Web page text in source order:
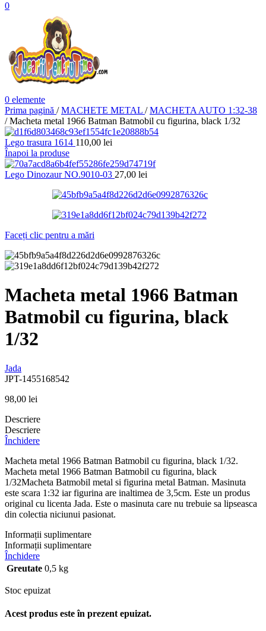
0
0 elemente
Prima pagină / MACHETE METAL / MACHETA AUTO 1:32-38
/ Macheta metal 1966 Batman Batmobil cu figurina, black 1/32
Lego trasura 1614 110,00 lei
Înapoi la produse
Lego Dinozaur NO.9010-03 27,00 lei
Faceți clic pentru a mări
Macheta metal 1966 Batman
Batmobil cu figurina, black
1/32
Jada
JPT-1455168542
98,00 lei
Descriere
Descriere
Închidere
Macheta metal 1966 Batman Batmobil cu figurina, black 1/32.
Macheta metal 1966 Batman Batmobil cu figurina, black
1/32Macheta Batmobil metal si figurina metal Batman. Masinuta
este scara 1:32 iar figurina are inaltimea de 3,5cm. Este un produs
original cu licenta Jada. Este o masinuta care nu trebuie sa lipseasca
din colectia niciunui pasionat.
Informații suplimentare
Informații suplimentare
Închidere
Greutate 0,5 kg
Stoc epuizat
Acest produs este în prezent epuizat.